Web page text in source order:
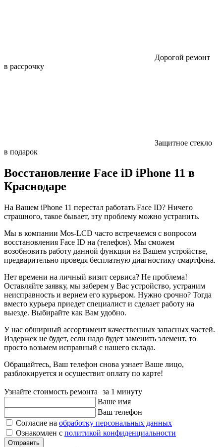
Дорогой ремонт
в рассрочку
Защитное стекло
в подарок
Восстановление Face iD iPhone 11 в
Краснодаре
На Вашем iPhone 11 перестал работать Face ID? Ничего
страшного, такое бывает, эту проблему можно устранить.
Мы в компании Mos-LCD часто встречаемся с вопросом
восстановления Face ID на (телефон). Мы сможем
возобновить работу данной функции на Вашем устройстве,
предварительно проведя бесплатную диагностику смартфона.
Нет времени на личный визит сервиса? Не проблема!
Оставляйте заявку, мы заберем у Вас устройство, устраним
неисправность и вернем его курьером. Нужно срочно? Тогда
вместо курьера приедет специалист и сделает работу на
выезде. Выбирайте как Вам удобно.
У нас обширный ассортимент качественных запасных частей.
Издержек не будет, если надо будет заменить элемент, то
просто возьмем исправный с нашего склада.
Обращайтесь, Ваш телефон снова узнает Ваше лицо,
разблокируется и осуществит оплату по карте!
Узнайте стоимость ремонта за 1 минуту
Ваше имя
Ваш телефон
Согласие на обработку персональных данных
Ознакомлен с политикой конфиденциальности
Отправить